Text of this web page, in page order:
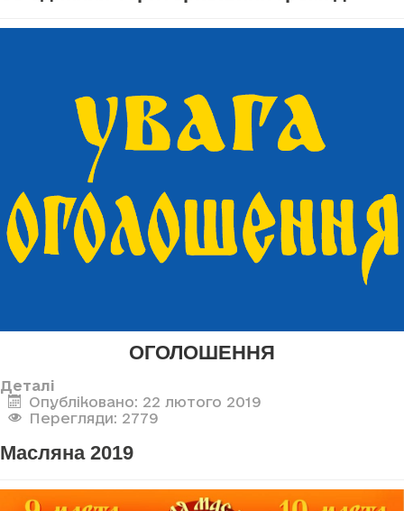
ОГОЛОШЕННЯ
Деталі
Опубліковано: 22 лютого 2019
Перегляди: 2779
Масляна 2019